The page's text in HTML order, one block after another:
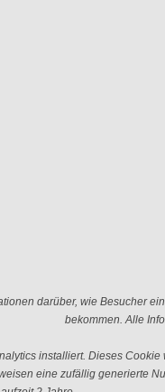
darüber, wie Besucher
bekommen. Alle
installiert. Dieses
eine zufällig generierte